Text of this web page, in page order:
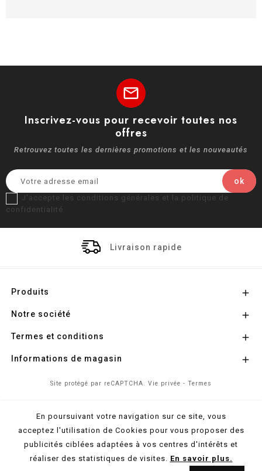
mail
Inscrivez-vous pour recevoir toutes nos
offres
Retrouvez toutes les dernières promotions et les nouveautés
J'accepte les conditions générales et la politique de
confidentialité
Livraison rapide
Produits 
Notre société 
Termes et conditions 
Informations de magasin 
Site protégé par reCAPTCHA. Vie privée - Termes
© 2026 - Propulsé parl'Agence Colibri
En poursuivant votre navigation sur ce site, vous
acceptez l'utilisation de Cookies pour vous proposer des
publicités ciblées adaptées à vos centres d'intérêts et
réaliser des statistiques de visites. En savoir plus.